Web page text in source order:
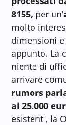
8155, per un’
molto
dimensioni e
appunto. La
niente di
arrivare
rumors
ai 25.000
esistenti, la